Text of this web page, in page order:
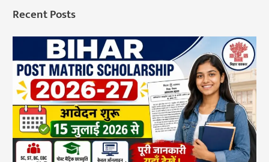
Recent Posts